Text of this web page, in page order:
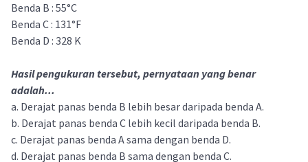
Benda B : 55°C
Benda C : 131°F
Benda D : 328 K
Hasil pengukuran tersebut, pernyataan yang benar
adalah...
a. Derajat panas benda B lebih besar daripada benda A.
b. Derajat panas benda C lebih kecil daripada benda B.
c. Derajat panas benda A sama dengan benda D.
d. Derajat panas benda B sama dengan benda C.